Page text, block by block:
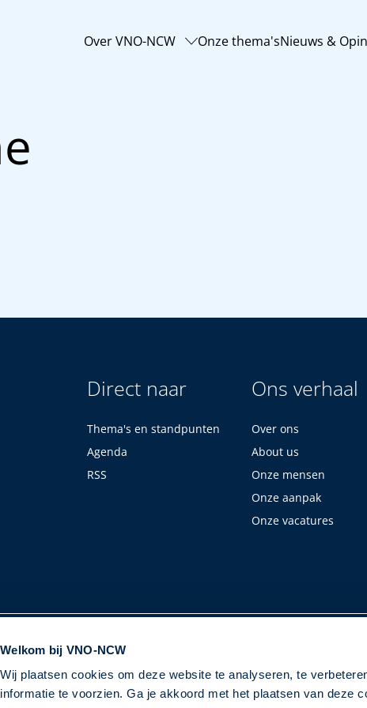
Welkom bij VNO-NCW
Wij plaatsen cookies om deze website te analyseren, te
informatie te voorzien. Ga je akkoord met het plaatsen van deze
Over VNO-NCW Onze thema'sNieuws &
Direct naar
Thema's en standpunten
Agenda
RSS
Ons verhaal
Over ons
About us
Onze mensen
Onze aanpak
Onze vacatures
Disclaimer